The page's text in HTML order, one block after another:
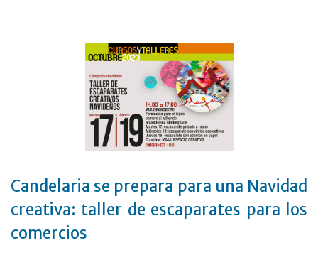
Candelaria se prepara para una Navidad
creativa: taller de escaparates para los
comercios